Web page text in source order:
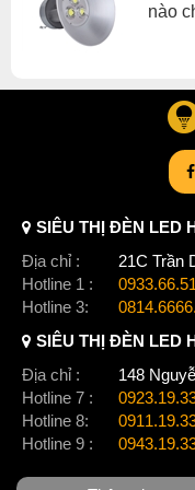
Xem thêm: Đèn led
Đèn led nhà xưởng
nào
SIÊU THỊ ĐÈN LED
Địa chỉ :
21C Trần
Hotline 1 :
Hotline 3:
SIÊU THỊ ĐÈN LED
Địa chỉ :
148
Hotline 7 :
Hotline 8:
Hotline 9 :